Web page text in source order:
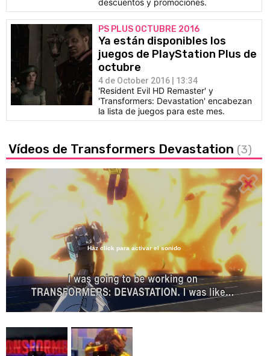
descuentos y promociones.
PS PLUS OCTUBRE 2016
Ya están disponibles los
juegos de PlayStation Plus de
octubre
4 de October 2016 | 13:34
'Resident Evil HD Remaster' y
'Transformers: Devastation' encabezan
la lista de juegos para este mes.
Vídeos de Transformers Devastation (3)
Unmute /
Loaded
21.92%
Haz click para activar el sonido